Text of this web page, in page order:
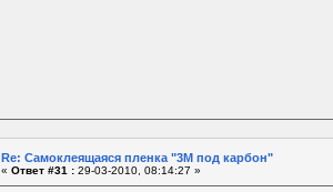
Re: Самоклеящаяся пленка "3М под карбон"
« Ответ #31 : 29-03-2010, 08:14:27 »